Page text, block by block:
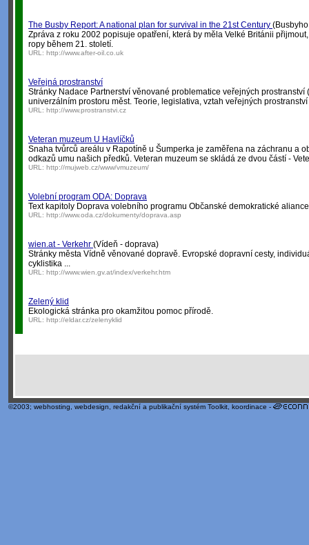
The Busby Report: A national plan for survival in the 21st Century
Zpráva z roku 2002 popisuje opatření, která by měla Velké Británii
ropy během 21. století.
URL: http://www.after-oil.co.uk
Veřejná prostranství
Stránky Nadace Partnerství věnované problematice veřejných prostranství
univerzálním prostoru měst. Teorie, legislativa, vztah veřejných
URL: http://www.prostranstvi.cz
Veteran muzeum U Havlíčků
Snaha tvůrců areálu v Rapotíně u Šumperka je zaměřena na záchranu a
odkazů umu našich předků. Veteran muzeum se skládá ze dvou částí -
URL: http://mujweb.cz/www/vmuzeum/
Volební program ODA: Doprava
Text kapitoly Doprava volebního programu Občanské demokratické
URL: http://www.oda.cz/dokumenty/doprava.asp
wien.at - Verkehr (Vídeň - doprava)
Stránky města Vídně věnované dopravě. Evropské dopravní cesty,
cyklistika ...
URL: http://www.wien.gv.at/index/verkehr.htm
Zelený klid
Ekologická stránka pro okamžitou pomoc přírodě.
URL: http://eldar.cz/zelenyklid
©2003; webhosting webdesign redakční a publikační systém Toolkit , koordinace -